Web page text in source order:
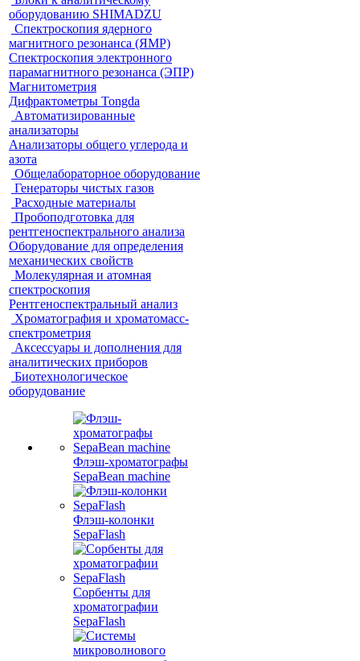
оборудованию SHIMADZU
Спектроскопия ядерного
магнитного резонанса (ЯМР)
Спектроскопия электронного
парамагнитного резонанса (ЭПР)
Магнитометрия
Дифрактометры Tongda
Автоматизированные
анализаторы
Анализаторы общего углерода и
азота
Общелабораторное оборудование
Генераторы чистых газов
Расходные материалы
Пробоподготовка для
рентгеноспектрального анализа
Оборудование для определения
механических свойств
Молекулярная и атомная
спектроскопия
Рентгеноспектральный анализ
Хроматография и хроматомасс-
спектрометрия
Аксессуары и дополнения для
аналитических приборов
Биотехнологическое
оборудование
Флэш-хроматографы
SepaBean machine
Флэш-колонки
SepaFlash
Сорбенты для
хроматографии
SepaFlash